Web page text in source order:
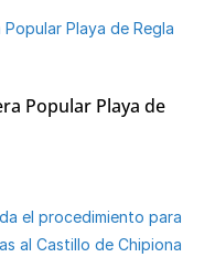
Popular Playa de